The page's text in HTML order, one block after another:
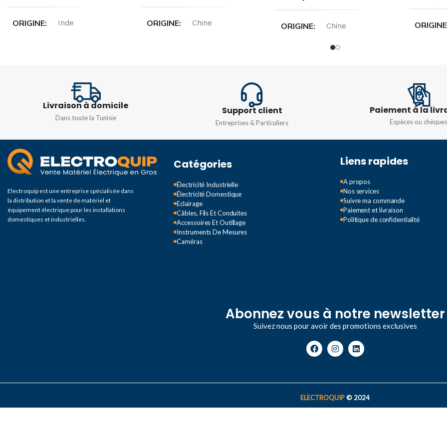
ORIGINE Inde ORIGINE Chine
C
ORIGINE Chine
TYPE DE COURBE
ORIGINE
10A 16A
TYPE
Livraison à domicile
Dans toute la Tunisie
Support client
Entreprises & Particuliers
Paiement à la
Espèces ou chèques
Electroquip est une entreprise spécialisée dans
la distribution et la vente de matériel et
équipement électrique pour les installations
domestiques et industrielles.
Catégories
Électricité Industrielle
Électricité Domestique
Eclairage
Câbles, Fils Et Conduites
Accessoires Et Outillage
Instruments De Mesures
Caméras
Liens rapides
A propos
Nos services
Suivre ma commande
Paiement et livraison
Politique de confidentialité
Abonnez vous à notre newsletter
Suivez nous pour avoir des promotions exclusives
ELECTROQUIP© 2024